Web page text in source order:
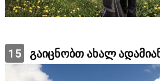
15 გაიცნობთ ახალ